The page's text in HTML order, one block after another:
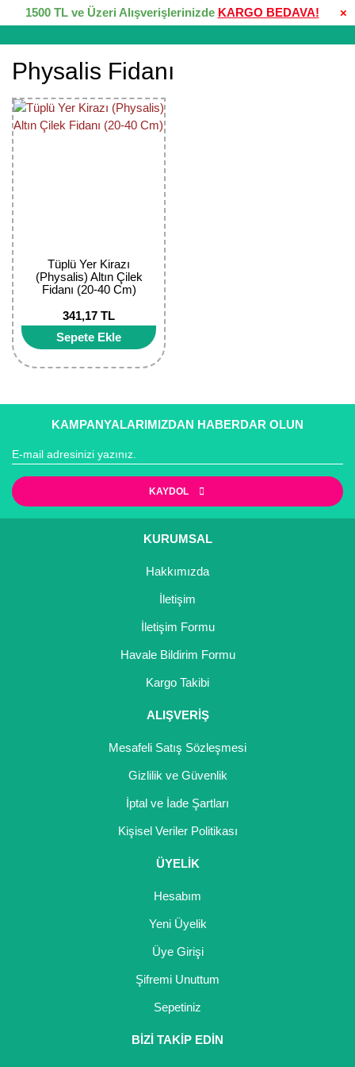
×
1500 TL ve Üzeri Alışverişlerinizde KARGO BEDAVA!
Physalis Fidanı
Tüplü Yer Kirazı
(Physalis) Altın Çilek
Fidanı (20-40 Cm)
341,17 TL
Sepete Ekle
KAMPANYALARIMIZDAN HABERDAR OLUN
KAYDOL
KURUMSAL
Hakkımızda
İletişim
İletişim Formu
Havale Bildirim Formu
Kargo Takibi
ALIŞVERİŞ
Mesafeli Satış Sözleşmesi
Gizlilik ve Güvenlik
İptal ve İade Şartları
Kişisel Veriler Politikası
ÜYELİK
Hesabım
Yeni Üyelik
Üye Girişi
Şifremi Unuttum
Sepetiniz
BİZİ TAKİP EDİN